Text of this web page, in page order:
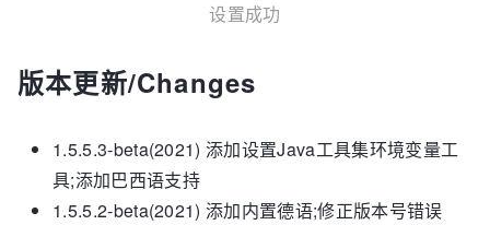
设置成功
版本更新/Changes
1.5.5.3-beta(2021) 添加设置Java工具集环境变量工
具;添加巴西语支持
1.5.5.2-beta(2021) 添加内置德语;修正版本号错误